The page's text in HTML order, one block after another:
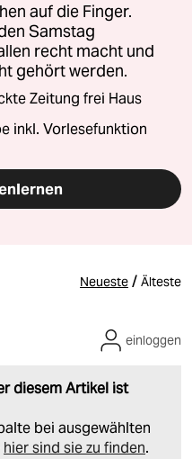
auf die Finger.
Samstag
recht macht und
gehört werden.
Zeitung frei Haus
inkl. Vorlesefunktion
Neueste / Älteste
diesem Artikel ist
bei ausgewählten
hier sind sie zu finden.
einloggen